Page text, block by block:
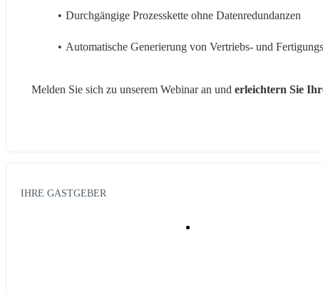
Durchgängige Prozesskette ohne Datenredundanzen
Automatische Generierung von Vertriebs- und
Melden Sie sich zu unserem Webinar an und erleichtern Sie
IHRE GASTGEBER